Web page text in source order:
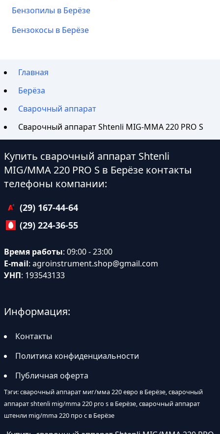
Бензопилы в Берёзе
Бензокосы в Берёзе
Главная
Берёза
Сварочный аппарат
Сварочный аппарат Shtenli МIG-MMA 220 PRO S
Купить сварочный аппарат Shtenli
МIG/MMA 220 PRO S в Берёзе контакты
телефоны компании:
(29) 167-44-64
(29) 224-36-55
Время работы: 09:00 - 23:00
E-mail: agroinstrument.shop@gmail.com
УНП: 193543133
Информация:
Контакты
Политика конфиденциальности
Публичная оферта
Тэги: сварочный аппарат миг/мма 220 евро в Берёзе, сварочный
аппарат shtenli mig/mma 220 pro s в Берёзе, сварочный аппарат
штенли mig/mma 220 про с в Берёзе